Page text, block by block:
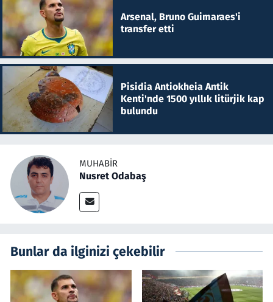
Arsenal, Bruno Guimaraes'i
transfer etti
Pisidia Antiokheia Antik
Kenti'nde 1500 yıllık litürjik kap
bulundu
MUHABIR
Nusret Odabaş
Bunlar da ilginizi çekebilir